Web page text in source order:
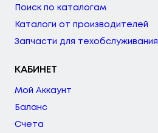
Поиск по каталогам
Каталоги от производителей
Запчасти для техобслуживания
КАБИНЕТ
Мой Аккаунт
Баланс
Счета